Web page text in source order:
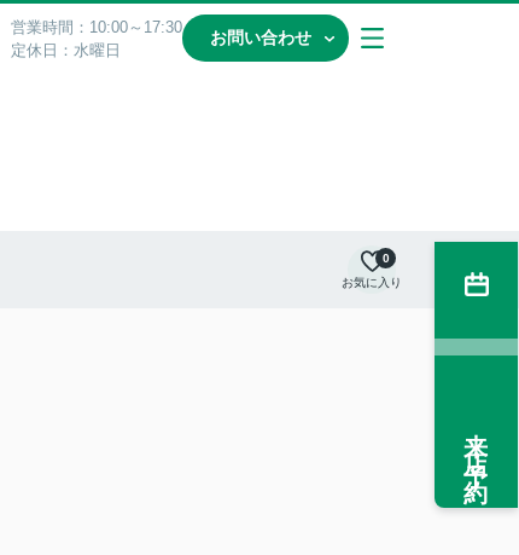
営業時間：10:00～17:30
定休日：水曜日
お問い合わせ
お気に入り
0
来店予約